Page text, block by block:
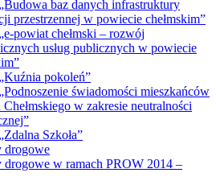
baz danych infrastruktury
przestrzennej w powiecie chełmskim”
powiat chełmski – rozwój
usług publicznych w powiecie
pokoleń”
świadomości mieszkańców
w zakresie neutralności
Szkoła”
drogowe
drogowe w ramach PROW 2014 –